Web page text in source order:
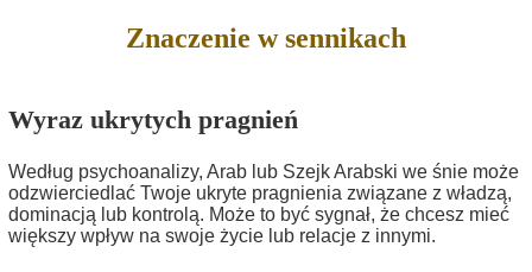
Znaczenie w sennikach
Wyraz ukrytych pragnień
Według psychoanalizy, Arab lub Szejk Arabski we śnie może
odzwierciedlać Twoje ukryte pragnienia związane z władzą,
dominacją lub kontrolą. Może to być sygnał, że chcesz mieć
większy wpływ na swoje życie lub relacje z innymi.